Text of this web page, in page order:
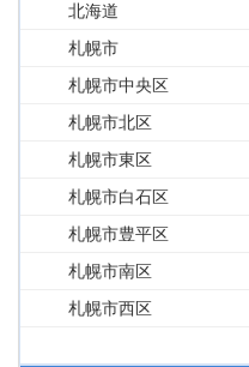
北海道
札幌市
札幌市中央区
札幌市北区
札幌市東区
札幌市白石区
札幌市豊平区
札幌市南区
札幌市西区